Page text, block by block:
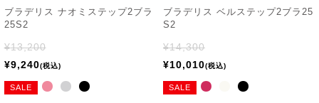
ブラデリス ナオミステップ2ブラ
25S2
¥13,200
¥9,240 税込
SALE
ブラデリス ベルステップ2ブラ25
S2
¥14,300
¥10,010 税込
SALE